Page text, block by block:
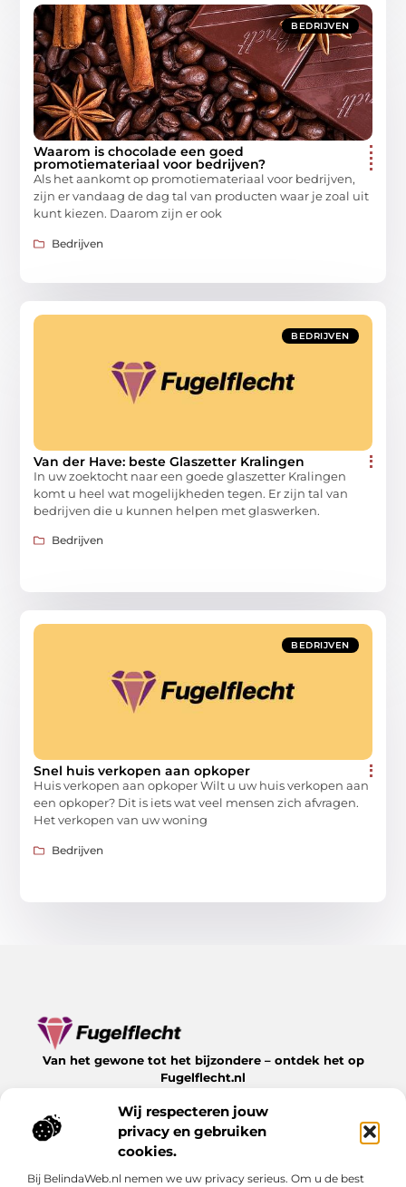
Wij respecteren jouw
privacy en gebruiken
cookies.
Bij BelindaWeb.nl nemen we uw privacy serieus. Om u de best
BEDRIJVEN
Waarom is chocolade een goed
promotiemateriaal voor bedrijven?
Als het aankomt op promotiemateriaal voor bedrijven,
zijn er vandaag de dag tal van producten waar je zoal uit
kunt kiezen. Daarom zijn er ook
Bedrijven
BEDRIJVEN
Van der Have: beste Glaszetter Kralingen
In uw zoektocht naar een goede glaszetter Kralingen
komt u heel wat mogelijkheden tegen. Er zijn tal van
bedrijven die u kunnen helpen met glaswerken.
Bedrijven
BEDRIJVEN
Snel huis verkopen aan opkoper
Huis verkopen aan opkoper Wilt u uw huis verkopen aan
een opkoper? Dit is iets wat veel mensen zich afvragen.
Het verkopen van uw woning
Bedrijven
Van het gewone tot het bijzondere – ontdek het op
Fugelflecht.nl
leven te bieden heeft.
Bericht categorie